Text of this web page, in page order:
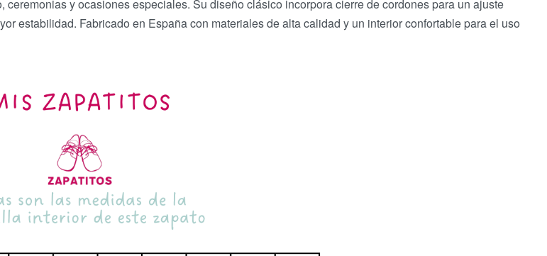
y ocasiones especiales. Su diseño clásico incorpora cierre de cordones para un ajuste
estabilidad. Fabricado en España con materiales de alta calidad y un interior confortable para el uso